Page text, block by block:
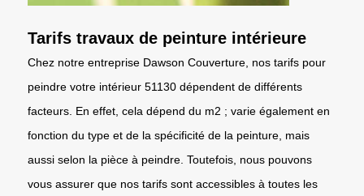
Tarifs travaux de peinture intérieure
Chez notre entreprise Dawson Couverture, nos tarifs pour
peindre votre intérieur 51130 dépendent de différents
facteurs. En effet, cela dépend du m2 ; varie également en
fonction du type et de la spécificité de la peinture, mais
aussi selon la pièce à peindre. Toutefois, nous pouvons
vous assurer que nos tarifs sont accessibles à toutes les